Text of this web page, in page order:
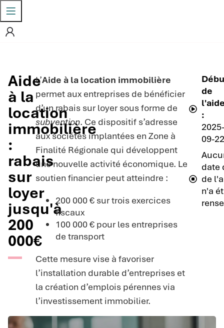
Aide
à la
location
immobilière
:
rabais
sur
loyer
jusqu'à
200
000€
L’Aide à la location immobilière
permet aux entreprises de bénéficier
d’un rabais sur loyer sous forme de
subvention. Ce dispositif s’adresse
aux sociétés implantées en Zone à
Finalité Régionale qui développent
une nouvelle activité économique. Le
soutien financier peut atteindre :
200 000 € sur trois exercices
fiscaux
100 000 € pour les entreprises
de transport
Cette mesure vise à favoriser
l’installation durable d’entreprises et
la création d’emplois pérennes via
l’investissement immobilier.
de
:
2025-
09-22
date
de
n'a